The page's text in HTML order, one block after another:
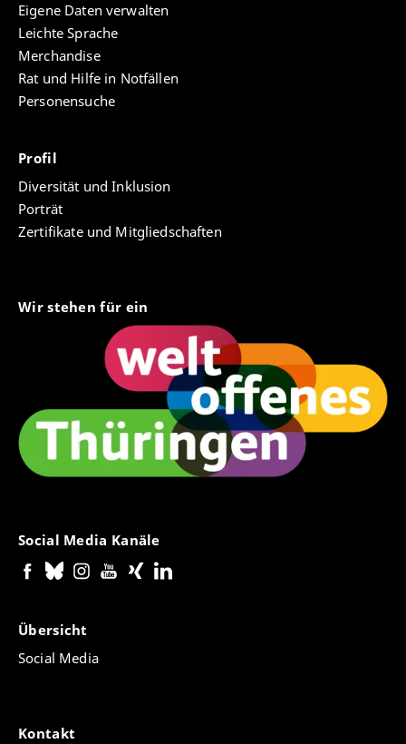
Eigene Daten verwalten
Leichte Sprache
Merchandise
Rat und Hilfe in Notfällen
Personensuche
Profil
Diversität und Inklusion
Porträt
Zertifikate und Mitgliedschaften
Wir stehen für ein
Social Media Kanäle
Übersicht
Social Media
Kontakt